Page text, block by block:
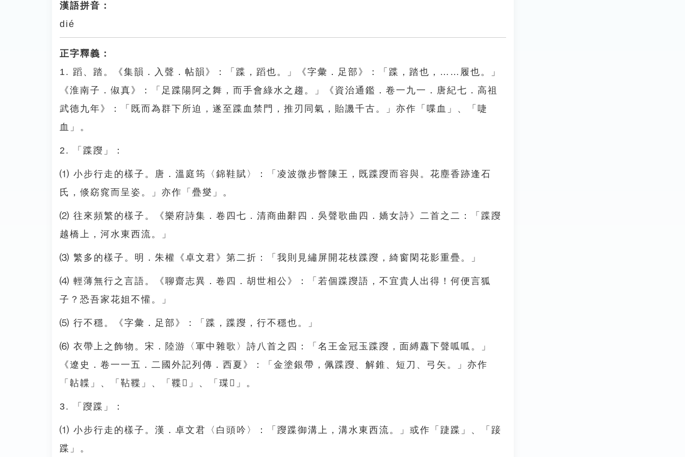
漢語拼音：
dié
正字釋義：
1. 蹈、踏。《集韻．入聲．帖韻》：「蹀，蹈也。」《字彙．足部》：「蹀，踏也，……履也。」
《淮南子．俶真》：「足蹀陽阿之舞，而手會綠水之趨。」《資治通鑑．卷一九一．唐紀七．高祖
武德九年》：「既而為群下所迫，遂至蹀血禁門，推刃同氣，貽譏千古。」亦作「喋血」、「啑
血」。
2. 「蹀躞」：
⑴ 小步行走的樣子。唐．溫庭筠〈錦鞋賦〉：「凌波微步瞥陳王，既蹀躞而容與。花塵香跡逢石
氏，倐窈窕而呈姿。」亦作「疊燮」。
⑵ 往來頻繁的樣子。《樂府詩集．卷四七．清商曲辭四．吳聲歌曲四．嬌女詩》二首之二：「蹀躞
越橋上，河水東西流。」
⑶ 繁多的樣子。明．朱權《卓文君》第二折：「我則見繡屏開花枝蹀躞，綺窗閑花影重疊。」
⑷ 輕薄無行之言語。《聊齋志異．卷四．胡世相公》：「若個蹀躞語，不宜貴人出得！何便言狐
子？恐吾家花姐不懽。」
⑸ 行不穩。《字彙．足部》：「蹀，蹀躞，行不穩也。」
⑹ 衣帶上之飾物。宋．陸游〈軍中雜歌〉詩八首之四：「名王金冠玉蹀躞，面縛纛下聲呱呱。」
《遼史．卷一一五．二國外記列傳．西夏》：「金塗銀帶，佩蹀躞、解錐、短刀、弓矢。」亦作
「䪓韘」、「䩞鞢」、「鞢𩎃」、「㻡𤫉」。
3. 「躞蹀」：
⑴ 小步行走的樣子。漢．卓文君〈白頭吟〉：「躞蹀御溝上，溝水東西流。」或作「踕蹀」、「踥
蹀」。